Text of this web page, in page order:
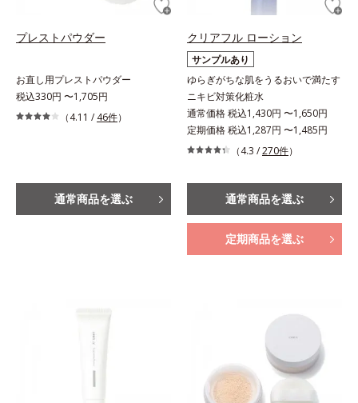
プレストパウダー
お直し用プレストパウダー
税込330円 〜1,705円
（4.11 / 46件）
通常商品を選ぶ
クリアフル ローション
サンプルあり
ゆらぎがちな肌をうるおいで満たす
ニキビ対策化粧水
通常価格 税込1,430円 〜1,650円
定期価格 税込1,287円 〜1,485円
（4.3 /270件）
通常商品を選ぶ
定期商品を選ぶ